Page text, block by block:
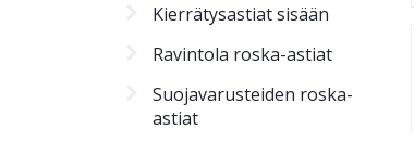
Kierrätysastiat sisään
Ravintola roska-astiat
Suojavarusteiden roska-
astiat